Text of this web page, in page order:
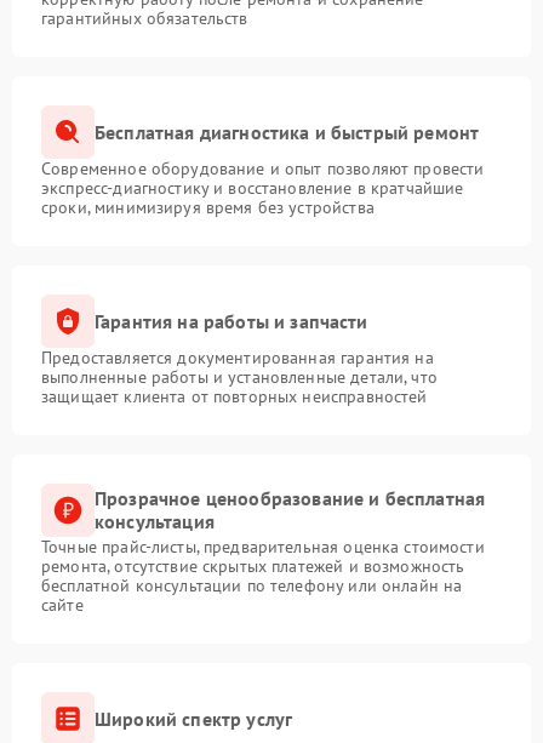
гарантийных обязательств
Бесплатная диагностика и быстрый ремонт
Современное оборудование и опыт позволяют провести
экспресс-диагностику и восстановление в кратчайшие
сроки, минимизируя время без устройства
Гарантия на работы и запчасти
Предоставляется документированная гарантия на
выполненные работы и установленные детали, что
защищает клиента от повторных неисправностей
Прозрачное ценообразование и бесплатная
консультация
Точные прайс-листы, предварительная оценка стоимости
ремонта, отсутствие скрытых платежей и возможность
бесплатной консультации по телефону или онлайн на
сайте
Широкий спектр услуг